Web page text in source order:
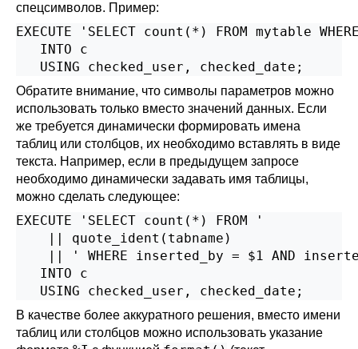
спецсимволов. Пример:
EXECUTE 'SELECT count(*) FROM mytable
   INTO c
   USING checked_user, checked_date;
Обратите внимание, что символы параметров можно
использовать только вместо значений данных. Если
же требуется динамически формировать имена
таблиц или столбцов, их необходимо вставлять в виде
текста. Например, если в предыдущем запросе
необходимо динамически задавать имя таблицы,
можно сделать следующее:
EXECUTE 'SELECT count(*) FROM '
    || quote_ident(tabname)
|| ' WHERE inserted_by = $1 AND
   INTO c
   USING checked_user, checked_date;
В качестве более аккуратного решения, вместо имени
таблиц или столбцов можно использовать указание